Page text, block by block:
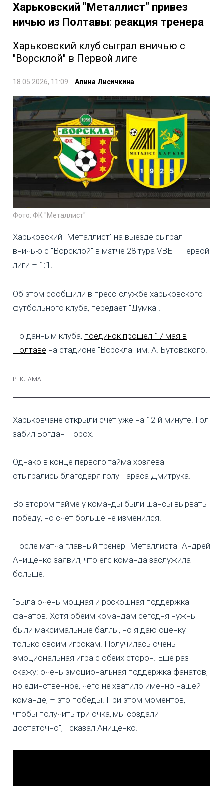
Харьковский "Металлист" привез
ничью из Полтавы: реакция тренера
Харьковский клуб сыграл вничью с
"Ворсклой" в Первой лиге
18.05.2026, 11:09 Алина Лисичкина
Фото: ФК "Металлист"
Харьковский "Металлист" на выезде сыграл
вничью с "Ворсклой" в матче 28 тура VBET Первой
лиги – 1:1.
Об этом сообщили в пресс-службе харьковского
футбольного клуба, передает "Думка".
По данным клуба, поединок прошел 17 мая в
Полтаве на стадионе "Ворскла" им. А. Бутовского.
Харьковчане открыли счет уже на 12-й минуте. Гол
забил Богдан Порох.
Однако в конце первого тайма хозяева
отыгрались благодаря голу Тараса Дмитрука.
Во втором тайме у команды были шансы вырвать
победу, но счет больше не изменился.
После матча главный тренер "Металлиста" Андрей
Анищенко заявил, что его команда заслужила
больше.
"Была очень мощная и роскошная поддержка
фанатов. Хотя обеим командам сегодня нужны
были максимальные баллы, но я даю оценку
только своим игрокам. Получилась очень
эмоциональная игра с обеих сторон. Еще раз
скажу: очень эмоциональная поддержка фанатов,
но единственное, чего не хватило именно нашей
команде, – это победы. При этом моментов,
чтобы получить три очка, мы создали
достаточно", - сказал Анищенко.